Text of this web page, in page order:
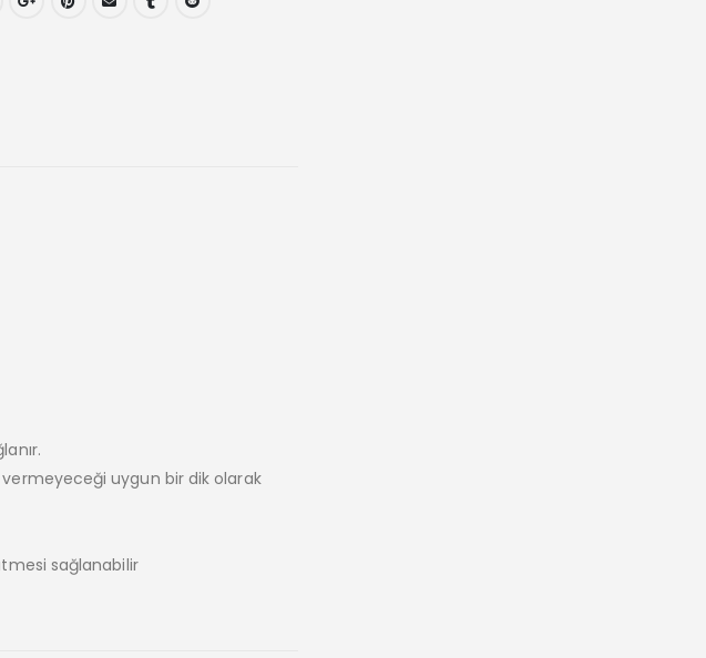
uygun bir dik olarak
sağlanabilir